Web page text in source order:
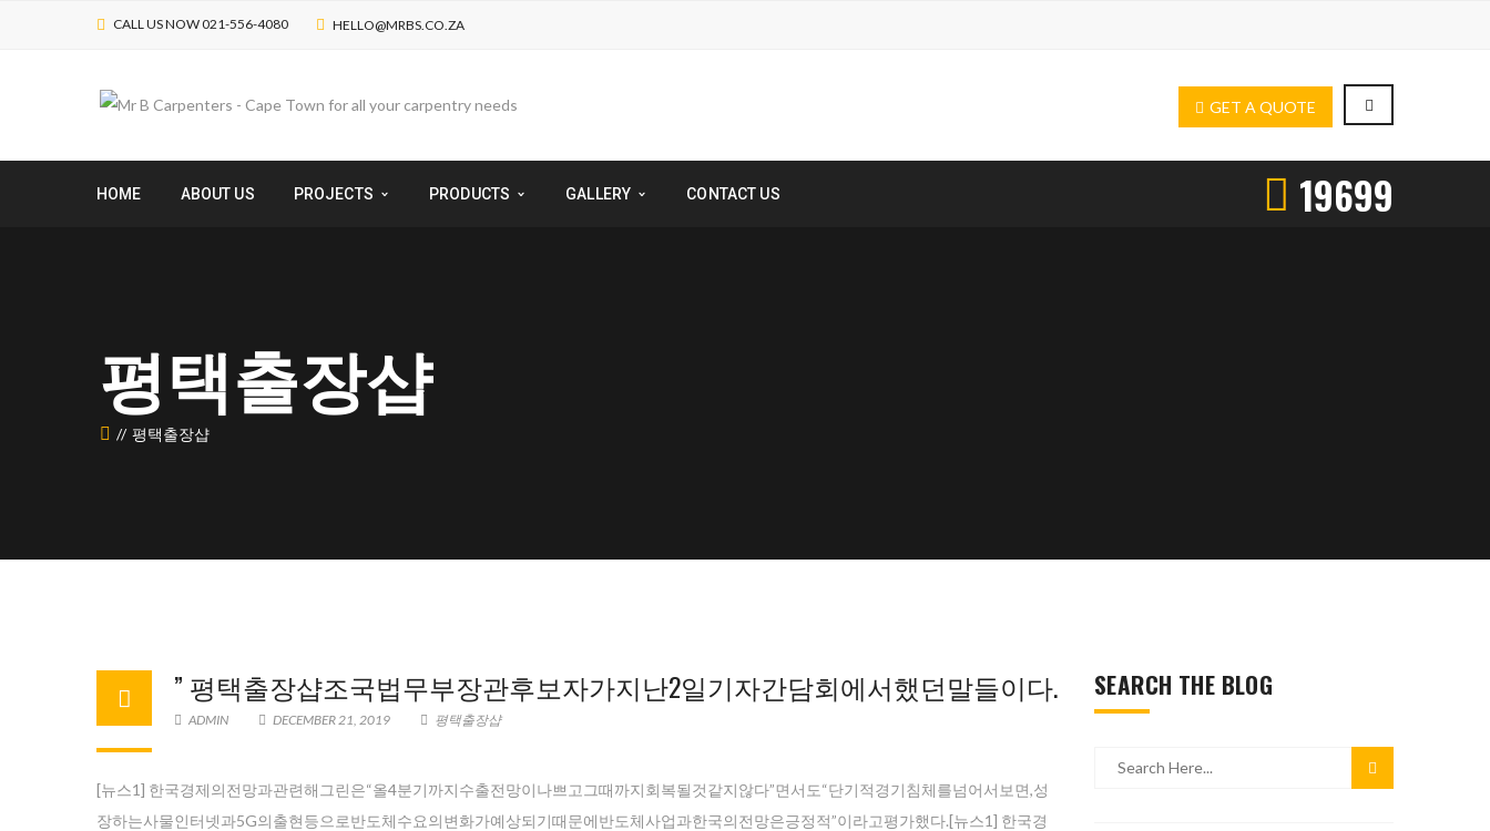
CALL US NOW 021-556-4080 HELLO@MRBS.CO.ZA
GET A QUOTE
HOME ABOUT US PROJECTS PRODUCTS GALLERY CONTACT US 19699
평택 출장샵
평택 출장샵
” 평택 출장샵조국법무부장관후보자가지난2일기자간담회에서했던말들이다.
ADMIN DECEMBER 21, 2019 평택 출장샵
[뉴스1] 한국경제의전망과관련해그린은“올4분기까지수출전망이나쁘고그때까지회복될것같지않다”면서도“단기적경기침체를넘어서보면,성
장하는사물인터넷과5G의출현등으로반도체수요의변화가예상되기때문에반도체사업과한국의전망은긍정적”이라고평가했다.[뉴스1] 한국경
SEARCH THE BLOG